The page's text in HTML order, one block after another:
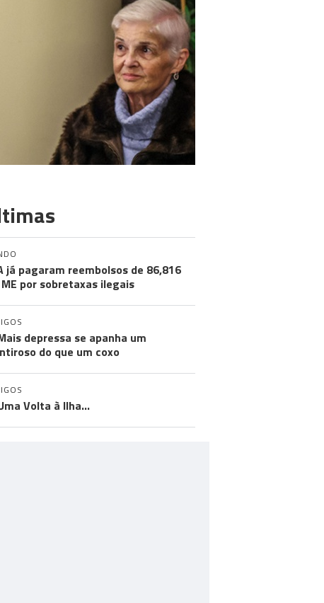
já pagaram reembolsos de 86,816
por sobretaxas ilegais
depressa se apanha um
do que um coxo
Volta à Ilha…